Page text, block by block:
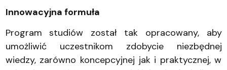
Innowacyjna formuła
Program studiów został tak opracowany, aby
umożliwić uczestnikom zdobycie niezbędnej
wiedzy, zarówno koncepcyjnej jak i praktycznej, w